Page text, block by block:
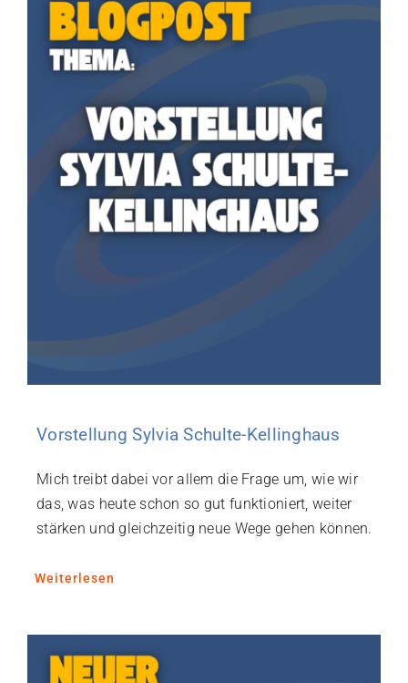
Vorstellung Sylvia Schulte-Kellinghaus
Mich treibt dabei vor allem die Frage um, wie wir
das, was heute schon so gut funktioniert, weiter
stärken und gleichzeitig neue Wege gehen können.
Weiterlesen